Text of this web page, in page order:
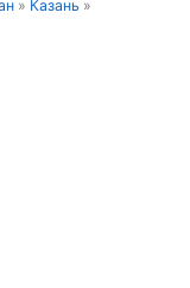
» Казань »